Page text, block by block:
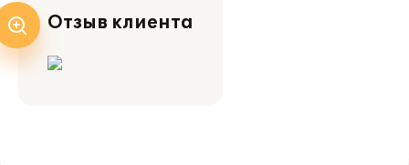
Отзыв клиента